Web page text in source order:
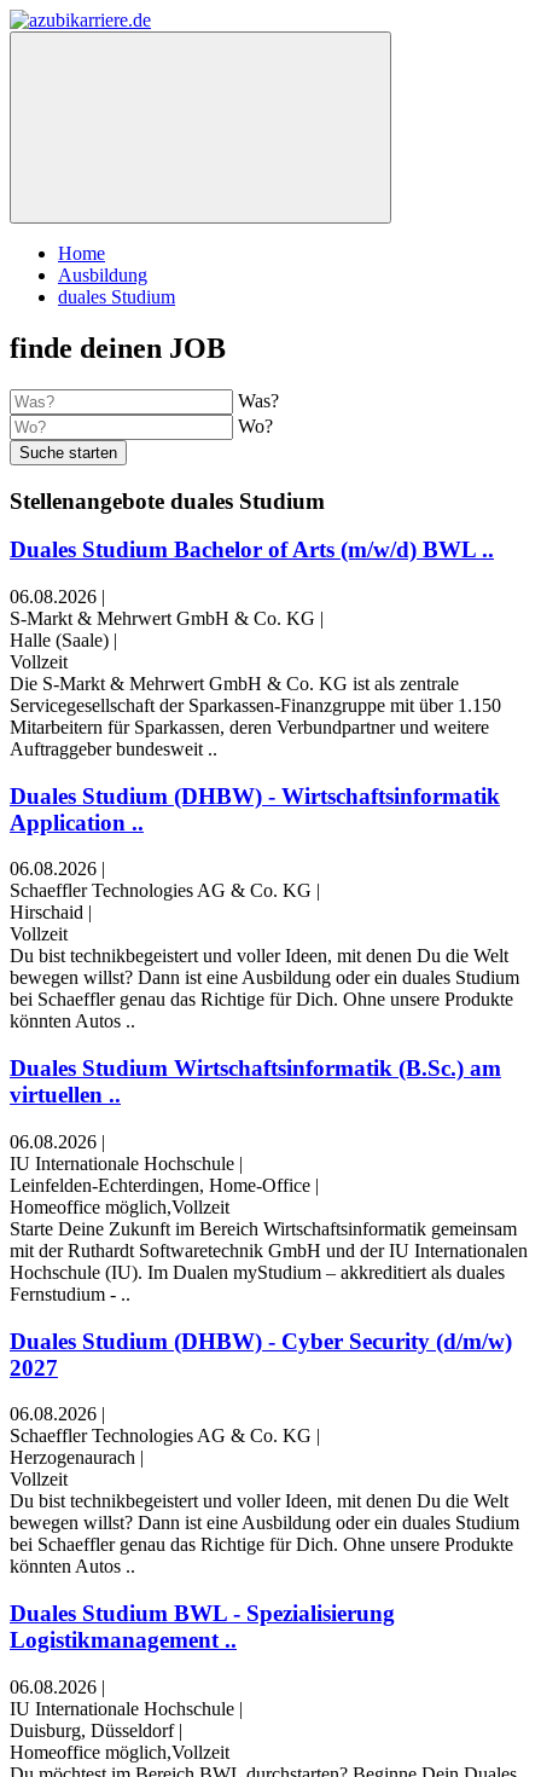
Home
Ausbildung
duales Studium
finde deinen JOB
Was?
Wo?
Suche starten
Stellenangebote duales Studium
Duales Studium Bachelor of Arts (m/w/d) BWL ..
06.08.2026 |
S-Markt & Mehrwert GmbH & Co. KG |
Halle (Saale) |
Vollzeit
Die S-Markt & Mehrwert GmbH & Co. KG ist als zentrale
Servicegesellschaft der Sparkassen-Finanzgruppe mit über 1.150
Mitarbeitern für Sparkassen, deren Verbundpartner und weitere
Auftraggeber bundesweit ..
Duales Studium (DHBW) - Wirtschaftsinformatik
Application ..
06.08.2026 |
Schaeffler Technologies AG & Co. KG |
Hirschaid |
Vollzeit
Du bist technikbegeistert und voller Ideen, mit denen Du die Welt
bewegen willst? Dann ist eine Ausbildung oder ein duales Studium
bei Schaeffler genau das Richtige für Dich. Ohne unsere Produkte
könnten Autos ..
Duales Studium Wirtschaftsinformatik (B.Sc.) am
virtuellen ..
06.08.2026 |
IU Internationale Hochschule |
Leinfelden-Echterdingen, Home-Office |
Homeoffice möglich,Vollzeit
Starte Deine Zukunft im Bereich Wirtschaftsinformatik gemeinsam
mit der Ruthardt Softwaretechnik GmbH und der IU Internationalen
Hochschule (IU). Im Dualen myStudium – akkreditiert als duales
Fernstudium - ..
Duales Studium (DHBW) - Cyber Security (d/m/w)
2027
06.08.2026 |
Schaeffler Technologies AG & Co. KG |
Herzogenaurach |
Vollzeit
Du bist technikbegeistert und voller Ideen, mit denen Du die Welt
bewegen willst? Dann ist eine Ausbildung oder ein duales Studium
bei Schaeffler genau das Richtige für Dich. Ohne unsere Produkte
könnten Autos ..
Duales Studium BWL - Spezialisierung
Logistikmanagement ..
06.08.2026 |
IU Internationale Hochschule |
Duisburg, Düsseldorf |
Homeoffice möglich,Vollzeit